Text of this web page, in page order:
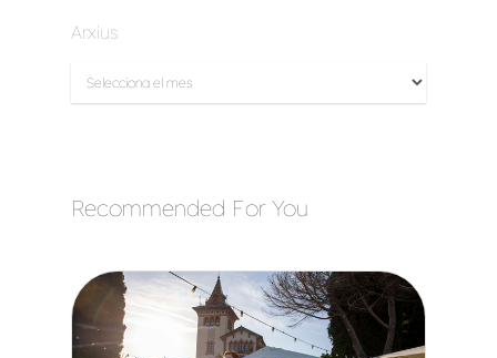
Arxius
Recommended For You